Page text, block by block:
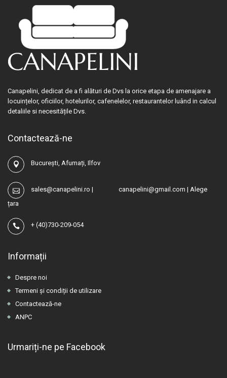
Canapelini, dedicat de a fi alături de Dvs la orice etapa de amenajare a
locuințelor, oficiilor, hotelurilor, cafenelelor, restaurantelor luând in calcul
detaliile si necesitățile Dvs.
Contactează-ne
București, Afumați, Ilfov
sales@canapelini.ro | canapelini@gmail.com | Alege
țara
+ (40)730-209-054
Informații
Despre noi
Termeni și condiții de utilizare
Contactează-ne
ANPC
Urmariți-ne pe Facebook